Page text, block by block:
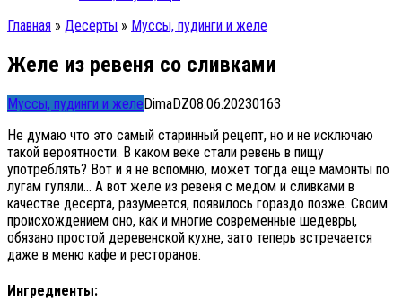
Главная » Десерты » Муссы, пудинги и желе
Желе из ревеня со сливками
Муссы, пудинги и желеDimaDZ08.06.20230163
Не думаю что это самый старинный рецепт, но и не исключаю
такой вероятности. В каком веке стали ревень в пищу
употреблять? Вот и я не вспомню, может тогда еще мамонты по
лугам гуляли… А вот желе из ревеня с медом и сливками в
качестве десерта, разумеется, появилось гораздо позже. Своим
происхождением оно, как и многие современные шедевры,
обязано простой деревенской кухне, зато теперь встречается
даже в меню кафе и ресторанов.
Ингредиенты: